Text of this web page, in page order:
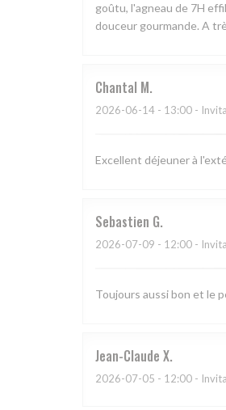
goûtu, l'agneau de 7H
douceur gourmande. A
Chantal M
2026-06-14 - 13:00 -
Excellent déjeuner à
Sebastien G
2026-07-09 - 12:00 -
Toujours aussi bon et le
Jean-Claude X
2026-07-05 - 12:00 -